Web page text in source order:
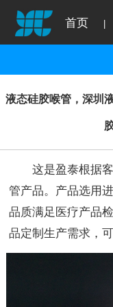
首页
液态硅胶喉管，深圳
这是盈泰根据
管产品。产品选用
品质满足医疗产品
品定制生产需求，